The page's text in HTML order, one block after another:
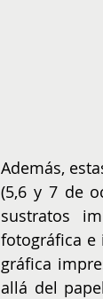
Además,
(5,6 y 7 de
sustratos
fotográfica e
gráfica
allá del